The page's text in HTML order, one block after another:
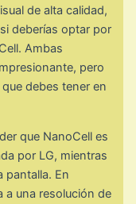
de alta calidad,
deberías optar por
Ambas
pero
debes tener en
que NanoCell es
por LG, mientras
pantalla. En
a una resolución de